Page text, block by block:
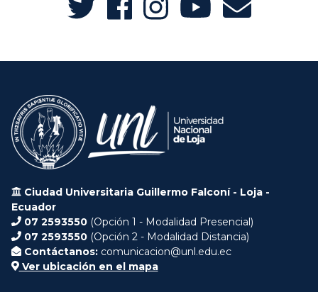
Ciudad Universitaria Guillermo Falconí - Loja -
Ecuador
07 2593550 (Opción 1 - Modalidad Presencial)
07 2593550 (Opción 2 - Modalidad Distancia)
Contáctanos: comunicacion@unl.edu.ec
Ver ubicación en el mapa